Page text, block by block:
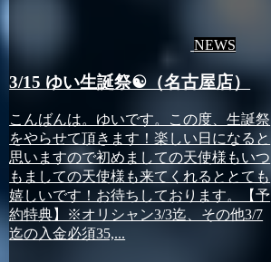
NEWS
3/15 ゆい生誕祭☯️（名古屋店）
こんばんは。ゆいです。この度、生誕祭
をやらせて頂きます！楽しい日になると
思いますので初めましての天使様もいつ
もましての天使様も来てくれるととても
嬉しいです！お待ちしております。【予
約特典】※オリシャン3/3迄、その他3/7
迄の入金必須35,...